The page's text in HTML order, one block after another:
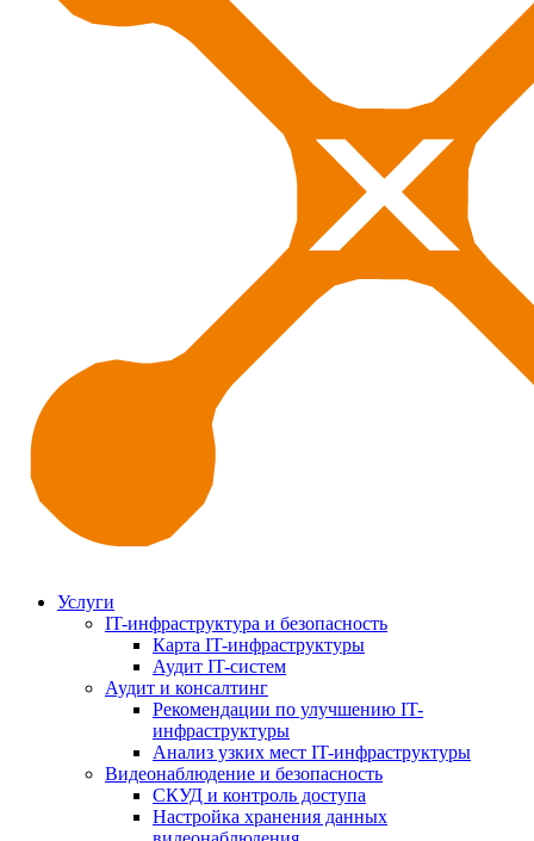
Услуги
IT-инфраструктура и безопасность
Карта IT-инфраструктуры
Аудит IT-систем
Аудит и консалтинг
Рекомендации по улучшению IT-
инфраструктуры
Анализ узких мест IT-инфраструктуры
Видеонаблюдение и безопасность
СКУД и контроль доступа
Настройка хранения данных